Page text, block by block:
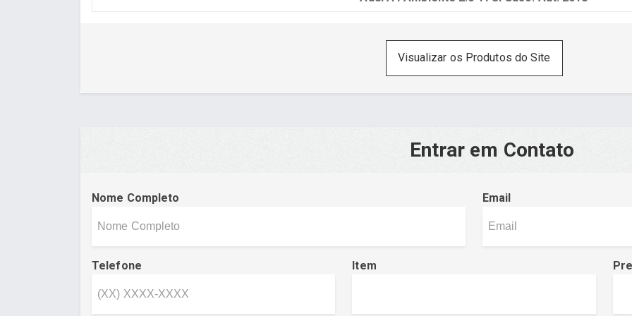
Visualizar os Produtos do Site
Entrar em Contato
Nome Completo Email
Telefone Item